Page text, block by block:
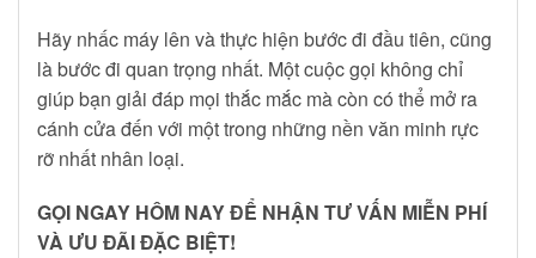
Hãy nhấc máy lên và thực hiện bước đi đầu tiên, cũng
là bước đi quan trọng nhất. Một cuộc gọi không chỉ
giúp bạn giải đáp mọi thắc mắc mà còn có thể mở ra
cánh cửa đến với một trong những nền văn minh rực
rỡ nhất nhân loại.
GỌI NGAY HÔM NAY ĐỂ NHẬN TƯ VẤN MIỄN PHÍ
VÀ ƯU ĐÃI ĐẶC BIỆT!